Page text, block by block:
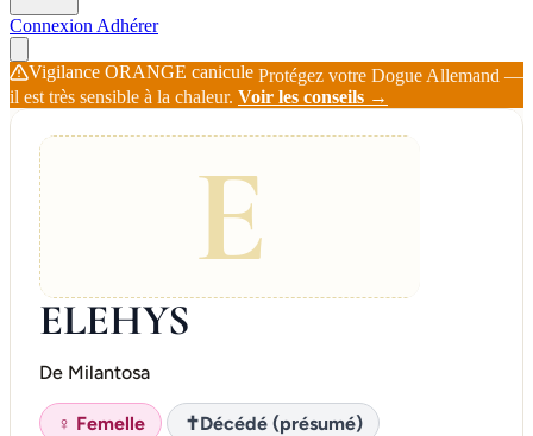
Connexion Adhérer
Vigilance ORANGE canicule Protégez votre Dogue Allemand —
il est très sensible à la chaleur. Voir les conseils →
E
ELEHYS
De Milantosa
♀ Femelle ✝Décédé (présumé)